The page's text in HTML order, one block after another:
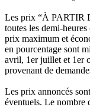
Les prix “À PARTIR
toutes les demi-
prix maximum et
en pourcentage sont
avril, 1er juillet et 1er
provenant de
Les prix annoncés
éventuels. Le nombre